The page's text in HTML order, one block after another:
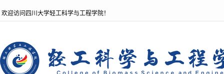
欢迎访问四川大学轻工科学与工程学院！